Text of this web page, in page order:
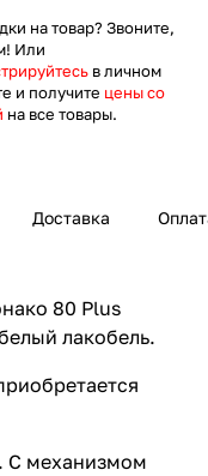
на товар? Звоните,
Или
в личном
и получите цены со
на все товары.
Доставка
80 Plus
лакобель.
С механизмом